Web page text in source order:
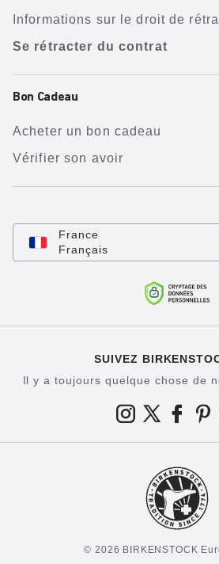
Informations sur le droit de
Se rétracter du contrat
Bon Cadeau
Acheter un bon cadeau
Vérifier son avoir
France
Français
SUIVEZ
Il y a toujours quelque chose de
© 2026 BIRKENSTOCK